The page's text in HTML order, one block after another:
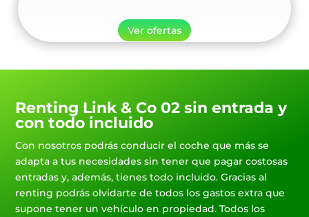
Ver ofertas
Renting Link & Co 02 sin entrada y
con todo incluido
Con nosotros podrás conducir el coche que más se
adapta a tus necesidades sin tener que pagar costosas
entradas y, además, tienes todo incluido. Gracias al
renting podrás olvidarte de todos los gastos extra que
supone tener un vehículo en propiedad. Todos los